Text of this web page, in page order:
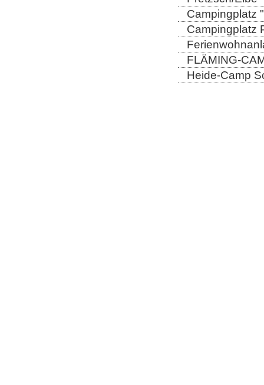
Campingplatz
Campingplatz
FLÄMING-
Heide-Camp